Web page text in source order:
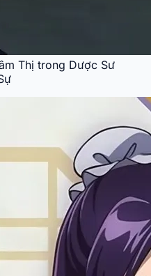
Thị trong Dược Sư